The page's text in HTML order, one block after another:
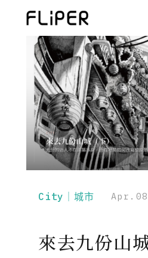
City｜城市
來去九份山